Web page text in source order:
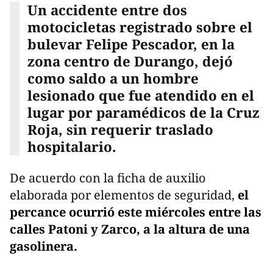
Un accidente entre dos
motocicletas registrado sobre el
bulevar Felipe Pescador, en la
zona centro de Durango, dejó
como saldo a un hombre
lesionado que fue atendido en el
lugar por paramédicos de la Cruz
Roja, sin requerir traslado
hospitalario.
De acuerdo con la ficha de auxilio
elaborada por elementos de seguridad, el
percance ocurrió este miércoles entre las
calles Patoni y Zarco, a la altura de una
gasolinera.